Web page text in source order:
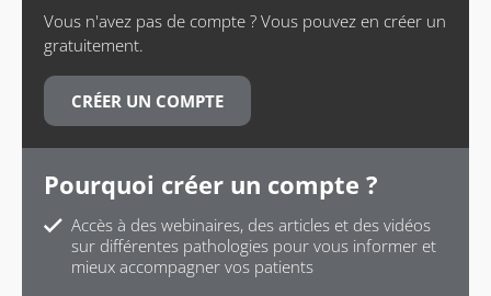
Vous n'avez pas de compte ? Vous pouvez en créer un
gratuitement.
CRÉER UN COMPTE
Pourquoi créer un compte ?
Accès à des webinaires, des articles et des vidéos
sur différentes pathologies pour vous informer et
mieux accompagner vos patients